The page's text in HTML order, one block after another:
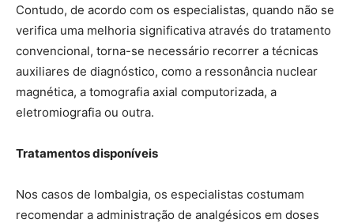
Contudo, de acordo com os especialistas, quando não se
verifica uma melhoria significativa através do tratamento
convencional, torna-se necessário recorrer a técnicas
auxiliares de diagnóstico, como a ressonância nuclear
magnética, a tomografia axial computorizada, a
eletromiografia ou outra.
Tratamentos disponíveis
Nos casos de lombalgia, os especialistas costumam
recomendar a administração de analgésicos em doses